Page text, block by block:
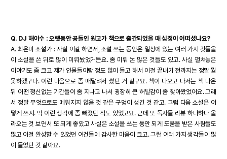
Q. DJ 해이수 : 오랫동안 공들인 원고가 책으로 출간되었을 때 심정이 어떠셨나요?
A. 최은미 소설가 : 사실 이걸 하면서, 소설 쓰는 동안은 일상에 있는 여러 가지 것들을
이 소설을 쓴 뒤로 많이 미뤄놨었거든요. 좀 미뤄 논 많은 것들도 있고. 사실 펼쳐놓은
이야기도 좀 크고 제가 인물들이랑 정도 많이 들고 해서 이걸 끝내기 전까지는 정말 뭘
못하겠구나. 이런 마음으로 좀 매달려서 썼던 거 같구요. 책이 나오고 나서는 책 나온
뒤 어떤 정신없는 기간들이 좀 지나고 나서 굉장히 큰 허탈감이 좀 찾아왔었어요. 그래
서 정말 무엇으로도 메워지지 않을 것 같은 구멍이 생긴 것 같고. 그럼 다음 소설은 어
떻게 쓰지. 막 이런 생각에 좀 빠졌던 적도 있었고요. 근데 또 독자들 리뷰 하나하나 올
라오는 것 보면서 또 되게 좋았고 사실은 소설을 쓰는 동안 되게 도움을 받은 사람들도
많고 이걸 완성할 수 있었던 여건들에 감사한 마음이 크고. 그런 여러 가지 생각들이 많
이 들었던 것 같아요.